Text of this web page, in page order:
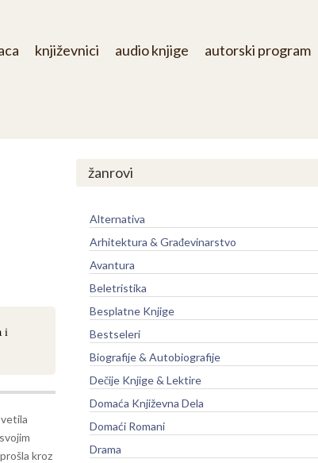
književnici audio knjige autorski program
i
kroz
žanrovi
Alternativa
Arhitektura & Građevinarstvo
Avantura
Beletristika
Besplatne Knjige
Bestseleri
Biografije & Autobiografije
Dečije Knjige & Lektire
Domaća Književna Dela
Domaći Romani
Drama